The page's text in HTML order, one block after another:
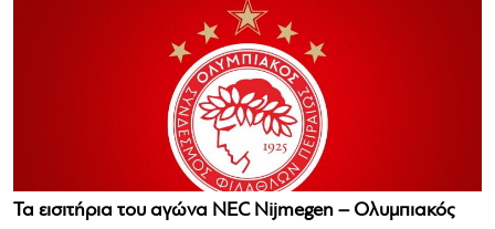
Τα εισιτήρια του αγώνα NEC Nijmegen – Ολυμπιακός